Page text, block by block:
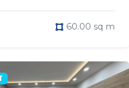
60.00 sq m